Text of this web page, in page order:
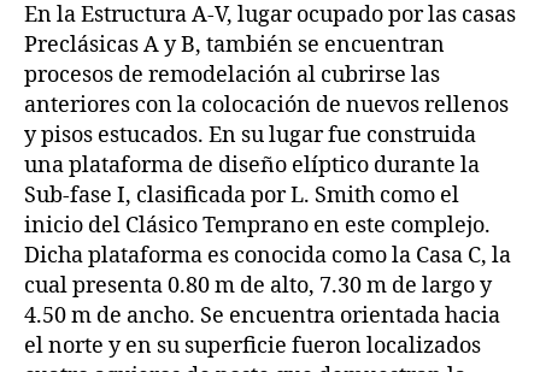
En la Estructura A-V, lugar ocupado por las casas
Preclásicas A y B, también se encuentran
procesos de remodelación al cubrirse las
anteriores con la colocación de nuevos rellenos
y pisos estucados. En su lugar fue construida
una plataforma de diseño elíptico durante la
Sub-fase I, clasificada por L. Smith como el
inicio del Clásico Temprano en este complejo.
Dicha plataforma es conocida como la Casa C, la
cual presenta 0.80 m de alto, 7.30 m de largo y
4.50 m de ancho. Se encuentra orientada hacia
el norte y en su superficie fueron localizados